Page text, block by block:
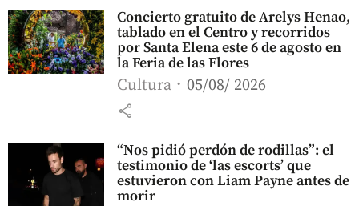
Concierto gratuito de Arelys Henao,
tablado en el Centro y recorridos
por Santa Elena este 6 de agosto en
la Feria de las Flores
Cultura 05/08/ 2026
share
“Nos pidió perdón de rodillas”: el
testimonio de ‘las escorts’ que
estuvieron con Liam Payne antes de
morir